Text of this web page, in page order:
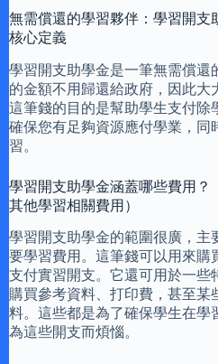
無需償還的學習夥伴：學習開支
核心定義
學習開支助學金是一筆無需償還
的金額不用歸還給政府，因此大
這筆錢的目的是幫助學生支付除
確保您有足夠資源應付學業，同
習。
學習開支助學金涵蓋哪些費用？
其他學習相關費用）
學習開支助學金的範圍很廣，主
要學習費用。這筆錢可以用來購
支付實習開支。它還可用於一些
購買參考資料、打印費，甚至某
料。這些都是為了確保學生在學
為這些開支而煩惱。